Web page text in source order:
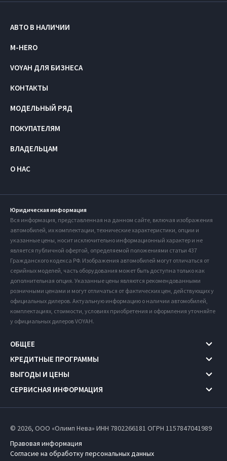
АВТО В НАЛИЧИИ
M-HERO
VOYAH ДЛЯ БИЗНЕСА
КОНТАКТЫ
МОДЕЛЬНЫЙ РЯД
ПОКУПАТЕЛЯМ
ВЛАДЕЛЬЦАМ
О НАС
Юридическая информация
Вся информация, представленная на данном сайте, включая изображения
автомобилей, их комплектации, технические характеристики, опции и
указанные цены, носит исключительно информационный характер и не
является публичной офертой, определяемой положениями статьи 437
Гражданского кодекса РФ. Изображения автомобилей могут отличаться от
серийных моделей, часть оборудования может быть доступна только как
дополнительная опция. Указанные цены являются рекомендованными
розничными ценами и могут отличаться от фактических цен, действующих у
официальных дилеров. Актуальную информацию о наличии автомобилей,
комплектациях, стоимости, условиях приобретения и оформления уточняйте
у официальных дилеров VOYAH.
ОБЩЕЕ
КРЕДИТНЫЕ ПРОГРАММЫ
ВЫГОДЫ И ЦЕНЫ
СЕРВИСНАЯ ИНФОРМАЦИЯ
© 2026, ООО «Олимп Нева» ИНН 7802266181 ОГРН 1157847041989
Правовая информация
Согласие на обработку персональных данных